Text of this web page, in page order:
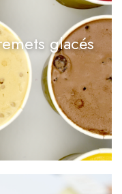
glacés